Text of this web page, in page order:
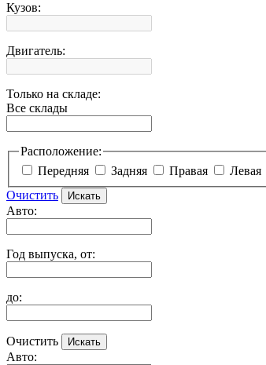
Кузов:
Двигатель:
Только на складе:
Все склады
Расположение:
Передняя
Задняя Правая
Левая
Очистить
Авто:
Год выпуска, от:
до:
Очистить
Авто: